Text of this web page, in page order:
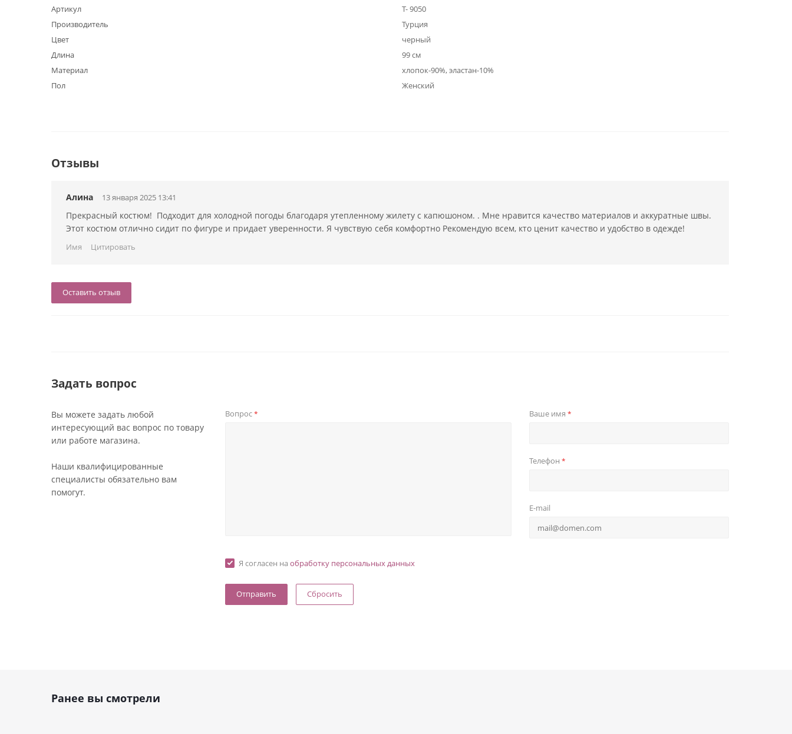
Артикул
Т- 9050
Производитель
Турция
Цвет
черный
Длина
99 см
Материал
хлопок-90%, эластан-10%
Пол
Женский
Отзывы
Алина 13 января 2025 13:41
Прекрасный костюм! Подходит для холодной погоды благодаря утепленному жилету с капюшоном. . Мне нравится качество материалов и аккуратные швы.
Этот костюм отлично сидит по фигуре и придает уверенности. Я чувствую себя комфортно Рекомендую всем, кто ценит качество и удобство в одежде!
Имя Цитировать
Оставить отзыв
Задать вопрос
Вы можете задать любой
интересующий вас вопрос по товару
или работе магазина.
Наши квалифицированные
специалисты обязательно вам
помогут.
Вопрос* Ваше имя*
Телефон*
E-mail
Я согласен на обработку персональных данных
Сбросить
Ранее вы смотрели